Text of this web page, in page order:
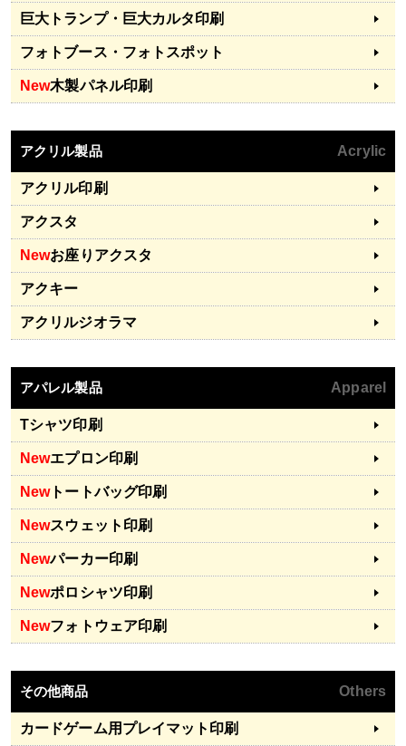
巨大トランプ・巨大カルタ印刷
フォトブース・フォトスポット
New木製パネル印刷
アクリル製品 Acrylic
アクリル印刷
アクスタ
Newお座りアクスタ
アクキー
アクリルジオラマ
アパレル製品 Apparel
Tシャツ印刷
Newエプロン印刷
Newトートバッグ印刷
Newスウェット印刷
Newパーカー印刷
Newポロシャツ印刷
Newフォトウェア印刷
その他商品 Others
カードゲーム用プレイマット印刷